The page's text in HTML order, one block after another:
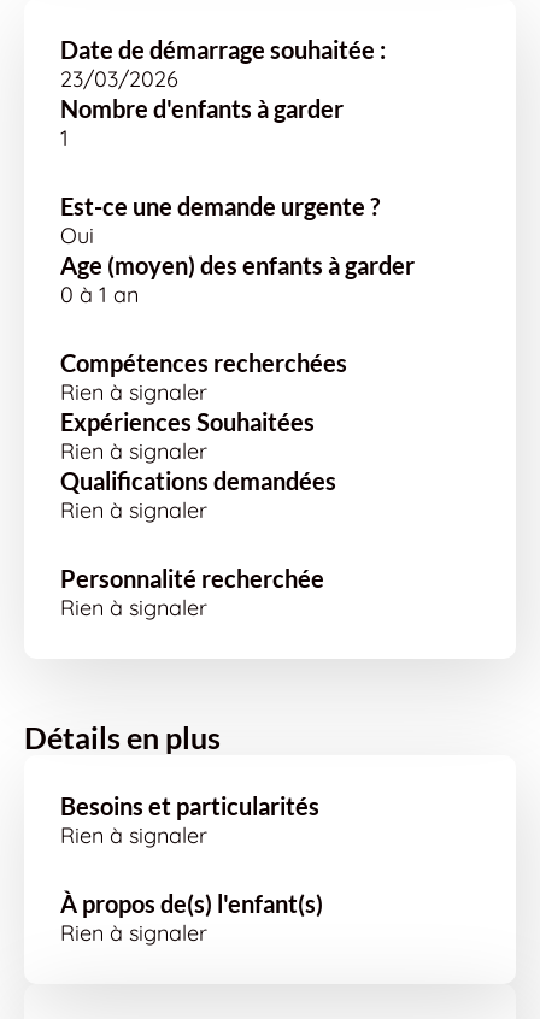
Date de démarrage souhaitée :
23/03/2026
Nombre d'enfants à garder
1
Est-ce une demande urgente ?
Oui
Age (moyen) des enfants à garder
0 à 1 an
Compétences recherchées
Rien à signaler
Expériences Souhaitées
Rien à signaler
Qualifications demandées
Rien à signaler
Personnalité recherchée
Rien à signaler
Détails en plus
Besoins et particularités
Rien à signaler
À propos de(s) l'enfant(s)
Rien à signaler